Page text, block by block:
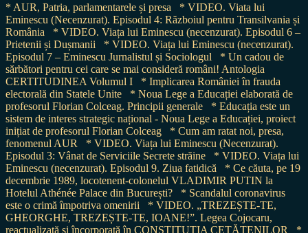
* AUR, Patria, parlamentarele și presa
* VIDEO. Viata lui
Eminescu (Necenzurat). Episodul 4: Războiul pentru Transilvania și
România
* VIDEO. Viața lui Eminescu (necenzurat). Episodul 6 –
Prietenii și Dușmanii
* VIDEO. Viața lui Eminescu (necenzurat).
Episodul 7 – Eminescu Jurnalistul și Sociologul
* Un cadou de
sărbători pentru cei care se mai consideră români! Antologia
CERTITUDINEA Volumul I
* Implicarea României în frauda
electorală din Statele Unite
* Noua Lege a Educației elaborată de
profesorul Florian Colceag. Principii generale
* Educația este un
sistem de interes strategic național - Noua Lege a Educației, proiect
inițiat de profesorul Florian Colceag
* Cum am ratat noi, presa,
fenomenul AUR
* VIDEO. Viața lui Eminescu (Necenzurat).
Episodul 3: Vânat de Serviciile Secrete străine
* VIDEO. Viața lui
Eminescu (necenzurat). Episodul 9. Ziua fatidică
* Ce căuta, pe 19
decembrie 1989, locotenent-colonelul VLADIMIR PUTIN la
Hotelul Athénée Palace din București?
* Scandalul coronavirus
este o crimă împotriva omenirii
* VIDEO. „TREZEȘTE-TE,
GHEORGHE, TREZEȘTE-TE, IOANE!”. Legea Cojocaru,
reactualizată și încorporată în CONSTITUȚIA CETĂȚENILOR
*